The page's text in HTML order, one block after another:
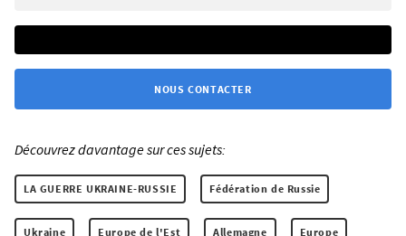
NOUS CONTACTER
Découvrez davantage sur ces sujets:
LA GUERRE UKRAINE-RUSSIE Fédération de Russie
Ukraine Europe de l'Est Allemagne Europe